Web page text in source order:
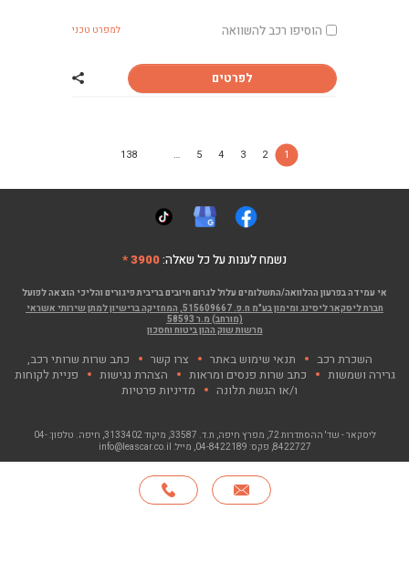
צרו קשר
הוסיפו רכב להשוואה למפרט טכני
לפרטים שתף רכב אופל CORSA
1
2
3
4
5
…
138
נשמח לענות על כל שאלה:3900 *
אי עמידה בפרעון ההלוואה/התשלומים עלול לגרום חיובים בריבית פיגורים והליכי הוצאה לפועל
חברת ליסקאר ליסינג ומימון בע"מ ח.פ. 515609667, המחזיקה ברישיון למתן שירותי אשראי
(מורחב) מ.ר 58593
מרשות שוק ההון ביטוח וחסכון
השכרת רכב תנאי שימוש באתר צרו קשר
כתב שרות שרותי רכב,
גרירה ושמשות
כתב שרות פנסים ומראות הצהרת נגישות
פניית לקוחות
ו/או הגשת תלונה
מדיניות פרטיות
ליסקאר - שד' ההסתדרות 72, מפרץ חיפה , ת.ד. 33587, מיקוד 3133402, חיפה. טלפון:
04-
8422727, פקס: 04-8422189, מייל: info@leascar.co.il
האתר פותח ע"י NGSOFT, קישור יפתח בחלון חדש"